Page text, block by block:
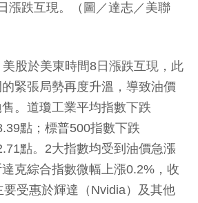
漲跌互現。（圖／達志／美聯
股於美東時間8日漲跌互現，此
緊張局勢再度升溫，導致油價
。道瓊工業平均指數下跌
點；標普500指數下跌
點。2大指數均受到油價急漲
克綜合指數微幅上漲0.2%，收
受惠於輝達（Nvidia）及其他